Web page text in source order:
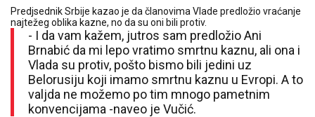
Predjsednik Srbije kazao je da članovima Vlade predložio vraćanje
najtežeg oblika kazne, no da su oni bili protiv.
- I da vam kažem, jutros sam predložio Ani
Brnabić da mi lepo vratimo smrtnu kaznu, ali ona i
Vlada su protiv, pošto bismo bili jedini uz
Belorusiju koji imamo smrtnu kaznu u Evropi. A to
valjda ne možemo po tim mnogo pametnim
konvencijama -naveo je Vučić.